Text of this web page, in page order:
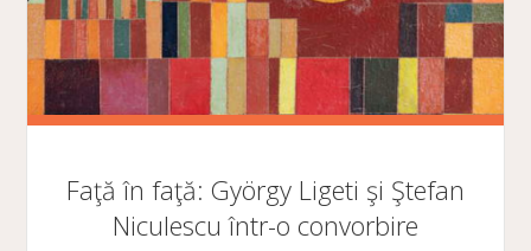
Faţă în faţă: György Ligeti şi Ştefan
Niculescu într-o convorbire